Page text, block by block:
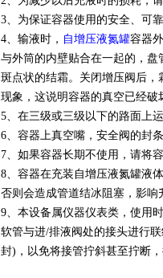
3、为保证容器使用的安全、可
4、输液时， 自增压液氮罐容器
与外筒的内壁贴合在一起的，
斑点状的结霜。关闭增压阀后
现象，这说明容器的真空已经
5、在三级或三级以下的路面上
6、容器上真空嘴，安全阀的封
7、如果容器长期不使用，请将
8、容器在充装自增压液氮罐液
否则会造成管道结冰阻塞，影响
9、本设备属仪器仪表类，使用
软管与进/排液阀处的接头进行
封)，以免将接管拧斜甚至拧断